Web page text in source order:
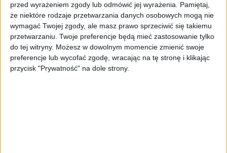
przed wyrażeniem zgody lub odmówić jej wyrażenia. Pamiętaj,
że niektóre rodzaje przetwarzania danych osobowych mogą nie
wymagać Twojej zgody, ale masz prawo sprzeciwić się takiemu
przetwarzaniu. Twoje preferencje będą mieć zastosowanie tylko
do tej witryny. Możesz w dowolnym momencie zmienić swoje
preferencje lub wycofać zgodę, wracając na tę stronę i klikając
przycisk "Prywatność" na dole strony.
AKTUALNOŚCI
Venom 2 udowodnił, że debiuty
kinowe są ciągle bezpieczne
Grzegorz Kubera 26.10.2021